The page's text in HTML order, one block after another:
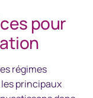
pour
régimes
les principaux